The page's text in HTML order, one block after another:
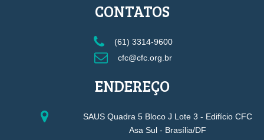
CONTATOS
(61) 3314-9600
cfc@cfc.org.br
ENDEREÇO
SAUS Quadra 5 Bloco J Lote 3 - Edifício CFC
Asa Sul - Brasília/DF